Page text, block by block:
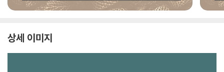
상세 이미지